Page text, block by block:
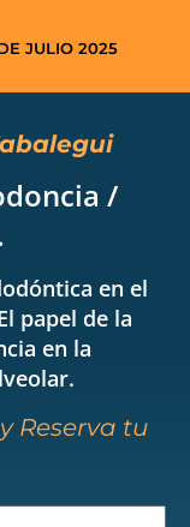
JULIO 2025
/
en el
papel de la
en la
Reserva tu